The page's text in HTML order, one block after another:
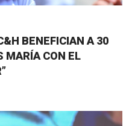
BENEFICIAN A 30
MARÍA CON EL